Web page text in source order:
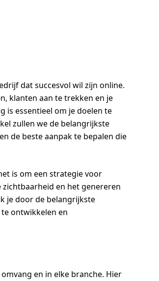
dat succesvol wil zijn online.
klanten aan te trekken en je
is essentieel om je doelen te
zullen we de belangrijkste
de beste aanpak te bepalen die
is om een strategie voor
en het genereren
je door de belangrijkste
ontwikkelen en
en in elke branche. Hier